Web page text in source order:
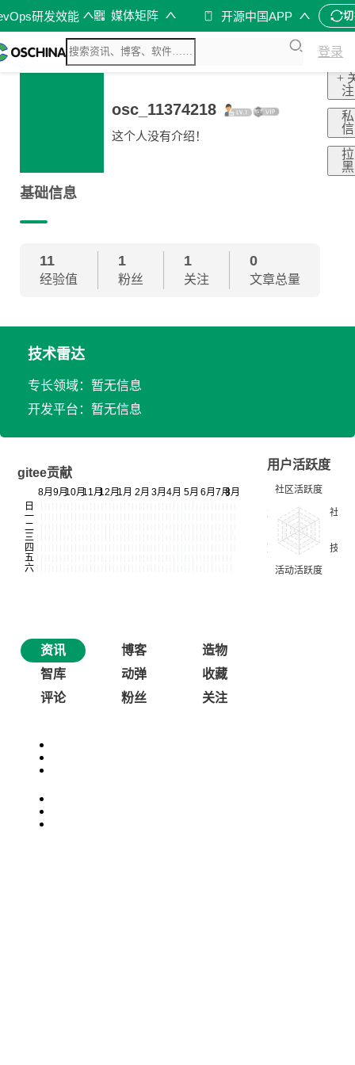
研发效能 媒体矩阵 开源中国APP
登录
osc_11374218
这个人没有介绍！
+
注
私
信
拉
黑
基础信息
11
经验值
1
粉丝
1
关注
0
文章总量
技术雷达
专长领域：暂无信息
开发平台：暂无信息
gitee贡献
用户活跃度
资讯 博客
造物
智库
动弹
收藏
评论
粉丝 关注